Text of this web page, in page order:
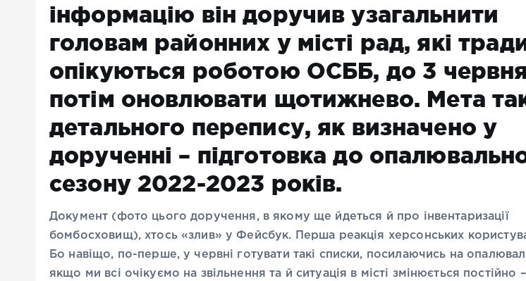
інформацію він доручив узагальнити
головам районних у місті рад, які
опікуються роботою ОСББ, до 3
потім оновлювати щотижнево. Мета
детального перепису, як визначено у
дорученні – підготовка до
сезону 2022-2023 років.
Документ (фото цього доручення, в якому ще йдеться й про інвентаризації
бомбосховищ), хтось «злив» у Фейсбук. Перша реакція херсонських
Бо навіщо, по-перше, у червні готувати такі списки, посилаючись на
якщо ми всі очікуємо на звільнення та й ситуація в місті змінюється постійно